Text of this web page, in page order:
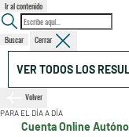
Ir al contenido
Buscar Cerrar
VER TODOS LOS
Volver
PARA EL DÍA A DÍA
Cuenta Online